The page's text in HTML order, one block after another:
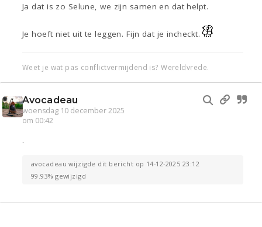
Ja dat is zo Selune, we zijn samen en dat helpt.
Je hoeft niet uit te leggen. Fijn dat je incheckt.
Weet je wat pas conflictvermijdend is? Wereldvrede.
Avocadeau
woensdag 10 december 2025
om 00:42
.
avocadeau wijzigde dit bericht op 14-12-2025 23:12
99.93% gewijzigd